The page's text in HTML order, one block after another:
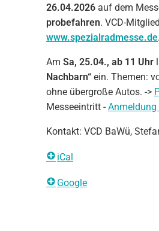
26.04.2026 auf dem
probefahren. VCD-
www.spezialradmesse.de.
Am Sa, 25.04., ab 11 Uhr
Nachbarn“ ein. Themen:
ohne übergroße Autos. ->
Messeeintritt - Anmeldung
Kontakt: VCD BaWü,
iCal
Google